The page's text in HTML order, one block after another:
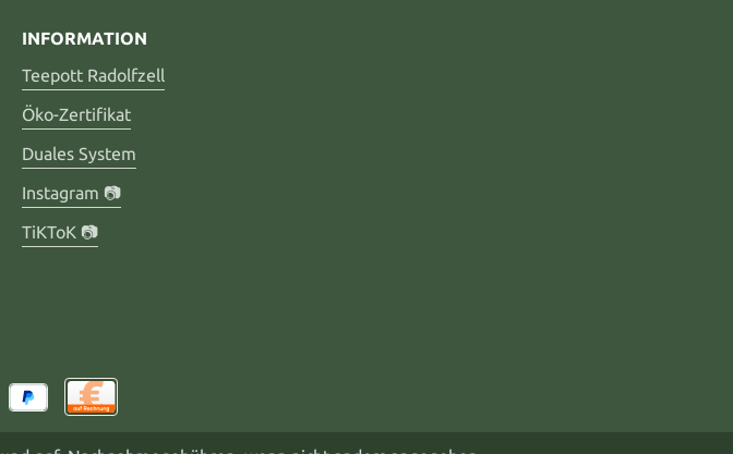
INFORMATION
Teepott Radolfzell
Öko-Zertifikat
Duales System
Instagram 📷
TiKToK 📷